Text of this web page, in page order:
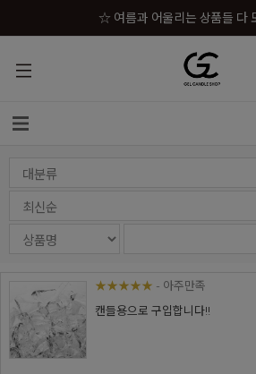
☆ 여름과 어울리는 상품들 다
☆★ 젤캔들샵 세일 상품이 한
☆★☆ 젤캔들샵 혜택 모음 바
★★★★★ - 아주만족
캔들용으로 구입합니다!!